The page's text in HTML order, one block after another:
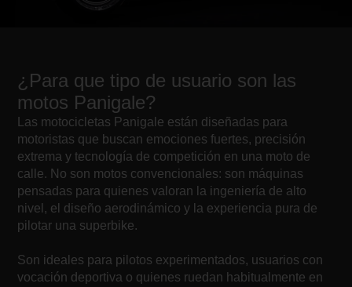
¿Para que tipo de usuario son las
motos Panigale?
Las motocicletas Panigale están diseñadas para
motoristas que buscan emociones fuertes, precisión
extrema y tecnología de competición en una moto de
calle. No son motos convencionales: son máquinas
pensadas para quienes valoran la ingeniería de alto
nivel, el diseño aerodinámico y la experiencia pura de
pilotar una superbike.
Son ideales para pilotos experimentados, usuarios con
vocación deportiva o quienes ruedan habitualmente en